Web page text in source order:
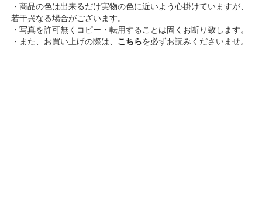
・商品の色は出来るだけ実物の色に近いよう心掛けていますが、
若干異なる場合がございます。
・写真を許可無くコピー・転用することは固くお断り致します。
・また、お買い上げの際は、 こちらを必ずお読みくださいませ。